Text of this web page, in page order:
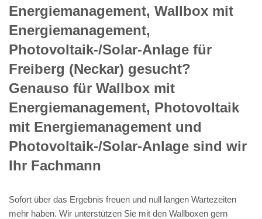
Energiemanagement, Wallbox mit
Energiemanagement,
Photovoltaik-/Solar-Anlage für
Freiberg (Neckar) gesucht?
Genauso für Wallbox mit
Energiemanagement, Photovoltaik
mit Energiemanagement und
Photovoltaik-/Solar-Anlage sind wir
Ihr Fachmann
Sofort über das Ergebnis freuen und null langen Wartezeiten
mehr haben. Wir unterstützen Sie mit den Wallboxen gern